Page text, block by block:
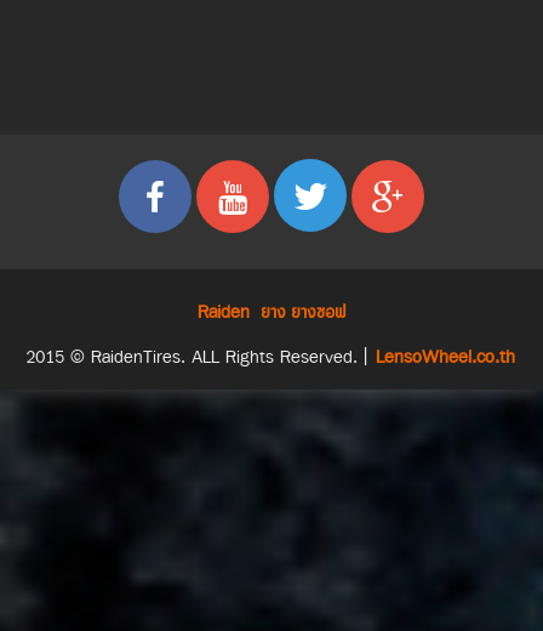
Raiden ยางยางซอฟ
2015 © RaidenTires. ALL Rights Reserved. |
LensoWheel.co.th